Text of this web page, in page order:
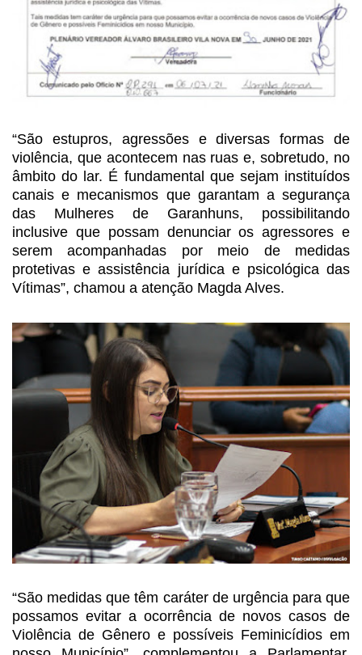
“São estupros, agressões ediversas formas de
violência, que acontecem nas ruas e, sobretudo, no
âmbito do lar. É fundamental que sejam instituídos
canais e mecanismos que garantam asegurança
das Mulheres de Garanhuns, possibilitando
inclusive que possam denunciar os agressores e
serem acompanhadas por meio de medidas
protetivas e assistência jurídica e psicológica das
Vítimas”, chamou a atenção Magda Alves.
“São medidas que têm caráterde urgência para que
possamos evitar a ocorrência de novos casos de
Violência de Gênero e possíveis Feminicídios em